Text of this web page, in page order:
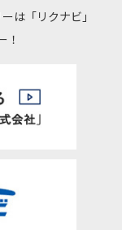
は「リクナビ」
！